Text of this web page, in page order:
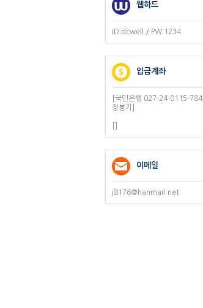
웹하드
ID:dcwell / PW:1234
입금계좌
[국민은행 027-24-0115-784
장봉기]
이메일
j8176@hanmail.net